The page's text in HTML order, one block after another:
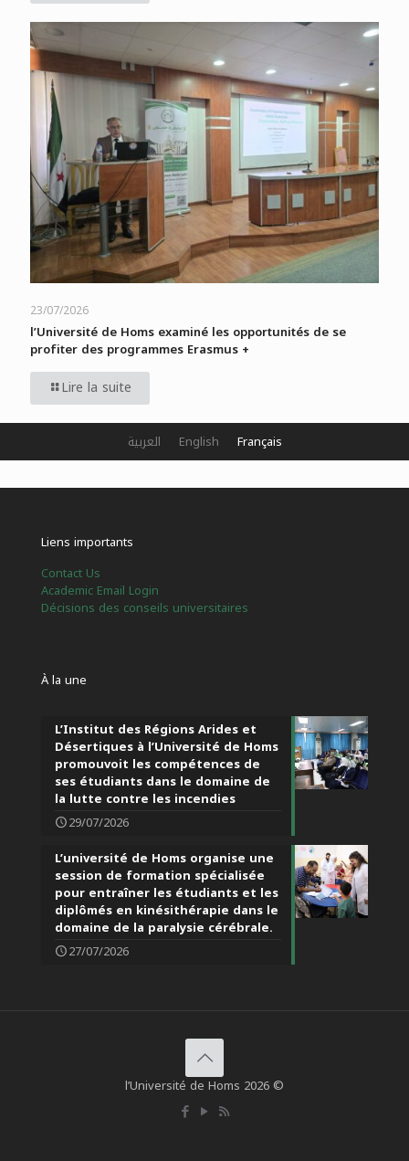
23/07/2026
l’Université de Homs examiné les opportunités de se
profiter des programmes Erasmus +
Lire la suite
Liens importants
Contact Us
Academic Email Login
Décisions des conseils universitaires
À la une
L’Institut des Régions Arides et
Désertiques à l’Université de Homs
promouvoit les compétences de
ses étudiants dans le domaine de
la lutte contre les incendies
29/07/2026
L’université de Homs organise une
session de formation spécialisée
pour entraîner les étudiants et les
diplômés en kinésithérapie dans le
domaine de la paralysie cérébrale.
27/07/2026
l’Université de Homs 2026 ©
العربية English Français